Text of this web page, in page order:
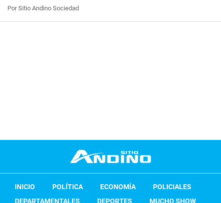
Por Sitio Andino Sociedad
INICIO POLÍTICA ECONOMÍA
POLICIALES
DEPARTAMENTALES
DEPORTES MUCHO SHOW